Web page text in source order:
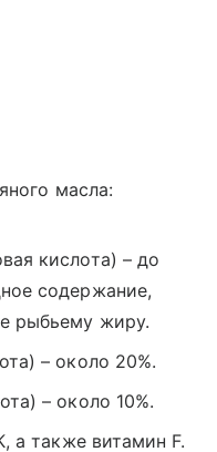
масла:
кислота) – до
содержание,
рыбьему жиру.
– около 20%.
– около 10%.
а также витамин F.